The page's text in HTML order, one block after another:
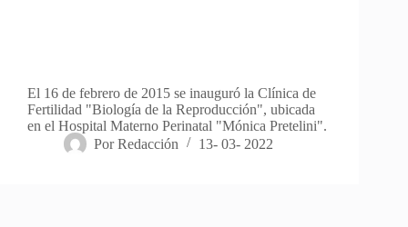
El 16 de febrero de 2015 se inauguró la Clínica de
Fertilidad "Biología de la Reproducción", ubicada
en el Hospital Materno Perinatal "Mónica Pretelini".
Por Redacción 13- 03- 2022